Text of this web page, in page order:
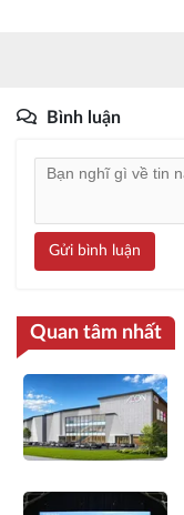
Bình luận
Gửi bình luận
Quan tâm nhất